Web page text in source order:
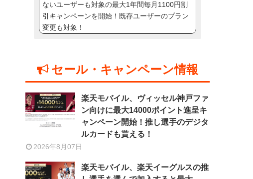
ないユーザーも対象の最大1年間毎月1100円割
引キャンペーンを開始！既存ユーザーのプラン
変更も対象！
セール・キャンペーン情報
楽天モバイル、ヴィッセル神戸ファ
ン向けに最大14000ポイント進呈キ
ャンペーン開始！推し選手のデジタ
ルカードも貰える！
2026年8月07日
楽天モバイル、楽天イーグルスの推